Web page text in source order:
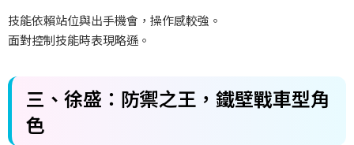
技能依賴站位與出手機會，操作感較強。
面對控制技能時表現略遜。
三、徐盛：防禦之王，鐵壁戰車型角
色